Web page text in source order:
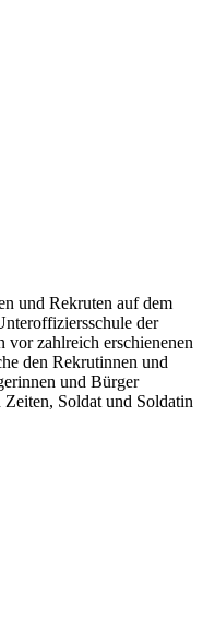
und Rekruten auf dem
der
zahlreich erschienenen
den Rekrutinnen und
und Bürger
Soldat und Soldatin